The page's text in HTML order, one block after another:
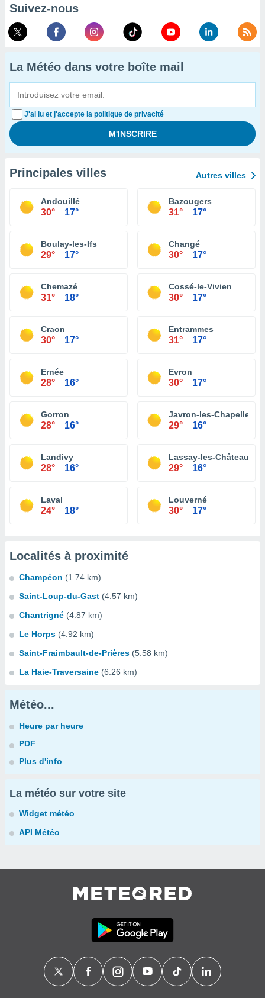
Suivez-nous
La Météo dans votre boîte mail
J'ai lu et j'accepte la politique de privacité
Principales villes Autres villes
Andouillé
30° 17°
Bazougers
31° 17°
Boulay-les-Ifs
29° 17°
Changé
30° 17°
Chemazé
31° 18°
Cossé-le-Vivien
30° 17°
Craon
30° 17°
Entrammes
31° 17°
Ernée
28° 16°
Evron
30° 17°
Gorron
28° 16°
Javron-les-Chapelles
29° 16°
Landivy
28° 16°
Lassay-les-Châteaux
29° 16°
Laval
24° 18°
Louverné
30° 17°
Localités à proximité
Champéon (1.74 km)
Saint-Loup-du-Gast (4.57 km)
Chantrigné (4.87 km)
Le Horps (4.92 km)
Saint-Fraimbault-de-Prières (5.58 km)
La Haie-Traversaine (6.26 km)
Météo...
Heure par heure
PDF
Plus d'info
La météo sur votre site
Widget météo
API Météo